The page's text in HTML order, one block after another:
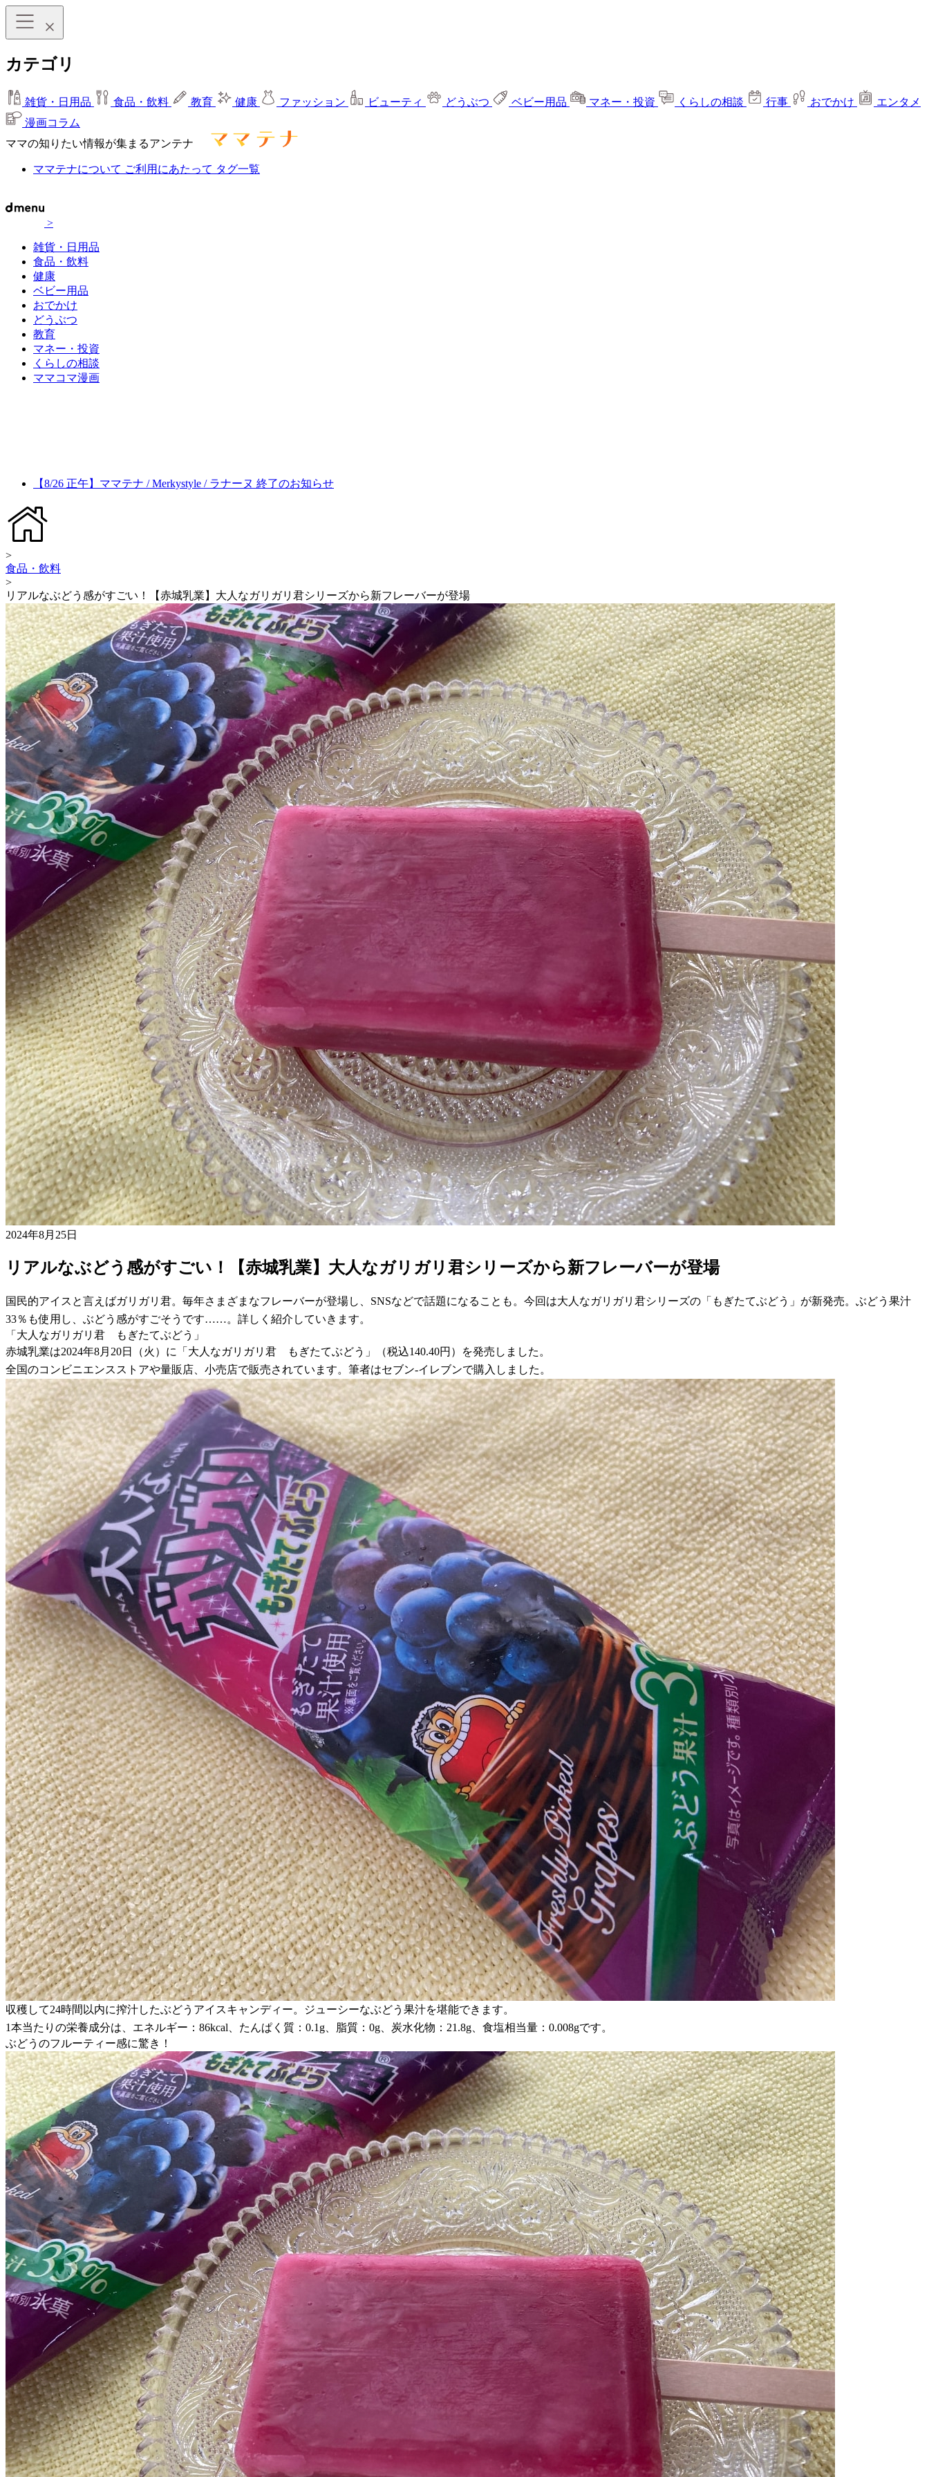
カテゴリ
雑貨・日用品 食品・飲料 教育 健康 ファッション ビューティ どうぶつ ベビー用品 マネー・投資 くらしの相談 行事 おでかけ
エンタメ
漫画コラム
ママの知りたい情報が集まるアンテナ
ママテナについて ご利用にあたって タグ一覧
>
雑貨・日用品
食品・飲料
健康
ベビー用品
おでかけ
どうぶつ
教育
マネー・投資
くらしの相談
ママコマ漫画
【8/26 正午】ママテナ / Merkystyle / ラナーヌ 終了のお知らせ
>
食品・飲料
>
リアルなぶどう感がすごい！【赤城乳業】大人なガリガリ君シリーズから新フレーバーが登場
2024年8月25日
リアルなぶどう感がすごい！【赤城乳業】大人なガリガリ君シリーズから新フレーバーが登場
国民的アイスと言えばガリガリ君。毎年さまざまなフレーバーが登場し、SNSなどで話題になることも。今回は大人なガリガリ君シリーズの「もぎたてぶどう」が新発売。ぶどう果汁
33％も使用し、ぶどう感がすごそうです……。詳しく紹介していきます。
「大人なガリガリ君 もぎたてぶどう」
赤城乳業は2024年8月20日（火）に「大人なガリガリ君 もぎたてぶどう」（税込140.40円）を発売しました。
全国のコンビニエンスストアや量販店、小売店で販売されています。筆者はセブン-イレブンで購入しました。
収穫して24時間以内に搾汁したぶどうアイスキャンディー。ジューシーなぶどう果汁を堪能できます。
1本当たりの栄養成分は、エネルギー：86kcal、たんぱく質：0.1g、脂質：0g、炭水化物：21.8g、食塩相当量：0.008gです。
ぶどうのフルーティー感に驚き！